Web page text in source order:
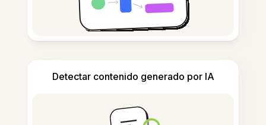
Detectar contenido generado por IA